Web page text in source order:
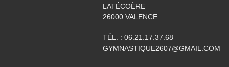
LATÉCOÈRE
26000 VALENCE
TÉL. : 06.21.17.37.68
GYMNASTIQUE2607@GMAIL.COM